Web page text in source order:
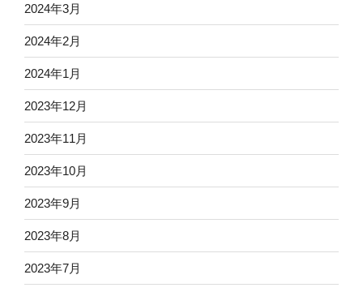
2024年3月
2024年2月
2024年1月
2023年12月
2023年11月
2023年10月
2023年9月
2023年8月
2023年7月